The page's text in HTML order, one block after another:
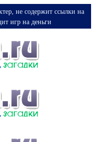
не содержит ссылки на
игр на деньги